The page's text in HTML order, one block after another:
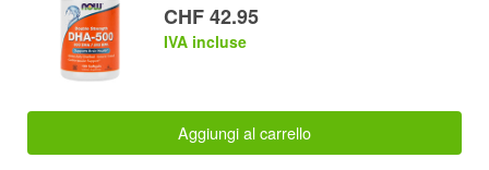
CHF 42.95
IVA incluse
Aggiungi al carrello